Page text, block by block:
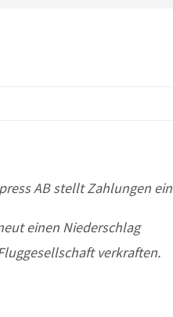
AB stellt Zahlungen ein
einen Niederschlag
verkraften.